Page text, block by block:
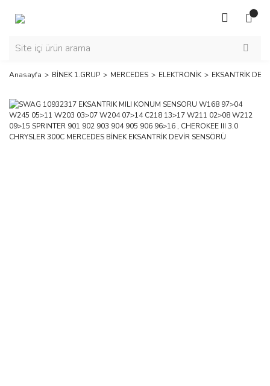
Anasayfa BİNEK 1.GRUP MERCEDES ELEKTRONİK EKSANTRİK